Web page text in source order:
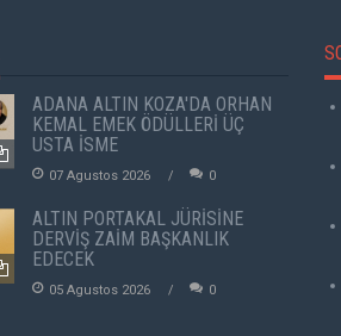
ADANA ALTIN KOZA'DA ORHAN
KEMAL EMEK ÖDÜLLERİ ÜÇ
USTA İSME
07 Agustos 2026 0
ALTIN PORTAKAL JÜRİSİNE
DERVİŞ ZAİM BAŞKANLIK
EDECEK
05 Agustos 2026 0